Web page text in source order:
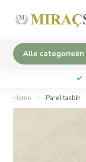
Alle categorieën
Home / Parel tasbih